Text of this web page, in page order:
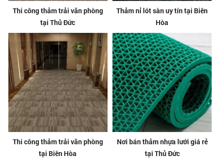
Thi công thảm trải văn phòng
tại Thủ Đức
Thảm nỉ lót sàn uy tín tại Biên
Hòa
Thi công thảm trải văn phòng
tại Biên Hòa
Nơi bán thảm nhựa lưới giá rẻ
tại Thủ Đức